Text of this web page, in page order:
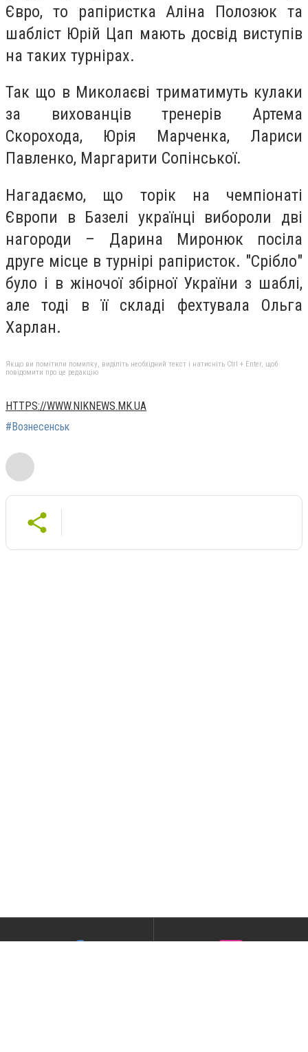
Євро, то рапіристка Аліна Полозюк та
шабліст Юрій Цап мають досвід виступів
на таких турнірах.
Так що в Миколаєві триматимуть кулаки
за вихованців тренерів Артема
Скорохода, Юрія Марченка, Лариси
Павленко, Маргарити Сопінської.
Нагадаємо, що торік на чемпіонаті
Європи в Базелі українці вибороли дві
нагороди – Дарина Миронюк посіла
друге місце в турнірі рапіристок. "Срібло"
було і в жіночої збірної України з шаблі,
але тоді в її складі фехтувала Ольга
Харлан.
Якщо ви помітили помилку, виділіть необхідний текст і натисніть Ctrl + Enter, щоб
повідомити про це редакцію
HTTPS://WWW.NIKNEWS.MK.UA
#Вознесенськ